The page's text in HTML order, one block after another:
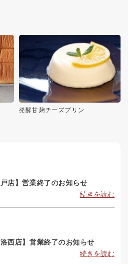
発酵甘麹チーズプリン
店】営業終了のお知らせ
続きを読む
西店】営業終了のお知らせ
続きを読む